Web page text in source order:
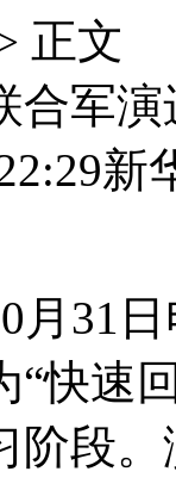
正文
合军
新
月31
“快速
阶段